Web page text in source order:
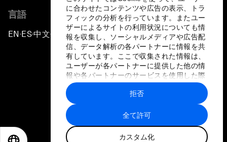
に合わせたコンテンツや広告の表示、トラ
フィックの分析を行っています。またユー
ザーによるサイトの利用状況についても情
報を収集し、ソーシャルメディアや広告配
信、データ解析の各パートナーに情報を共
有しています。ここで収集された情報は、
ユーザーが各パートナーに提供した他の情
報や各パートナーのサービスを使用した際
に収集された情報と組み合わされ、各パー
トナーによって使用されることがありま
す。
全て許可
カスタム化
拒否
言語
EN ▪ ES▪中文▪ 日本語
プライバシーポリシーと利用規約
サイトマップ
©
世界経済フォーラム